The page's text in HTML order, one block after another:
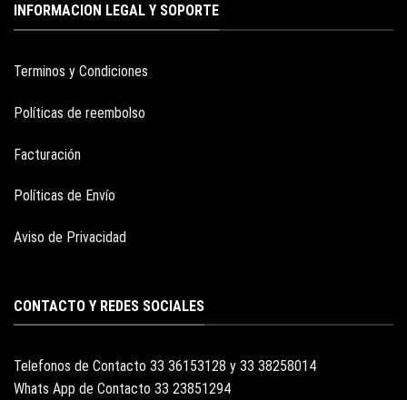
INFORMACION LEGAL Y SOPORTE
Terminos y Condiciones
Políticas de reembolso
Facturación
Políticas de Envío
Aviso de Privacidad
CONTACTO Y REDES SOCIALES
Telefonos de Contacto 33 36153128 y 33 38258014
Whats App de Contacto 33 23851294